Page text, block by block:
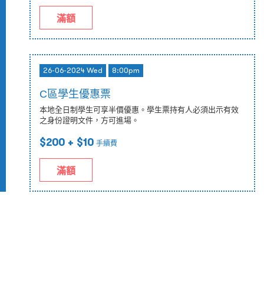
滿額
26-06-2024 Wed 8:00pm
C區學生優惠票
本地全日制學生可享半價優惠。學生票持有人必須出示有效
之身份證明文件，方可進場。
$200 + $10 手續費
滿額